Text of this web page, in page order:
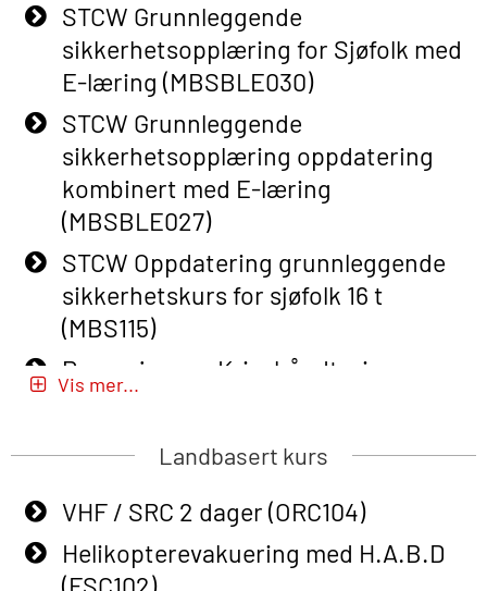
Basic Safety Training – Refresher
Course (English) with E-learning
(OBSBLE048)
Basic Safety Training – Refresher
Course (English) (OBS1063)
Basic Safety Training (English) – with
E-learning (OBSBLE050)
Helikopterevakuering inkl pustelunge
med adaptive e-læring (OSEBLE018)
Helicopter Underwater Escape incl.
Airpocket with E-learning (English)
Additional Basic Safety Training for
Grunnleggende Sikkerhetskurs –
Rep. for helikoptermannskap inkl.
STCW Grunnleggende
sikkerhetsopplæring for Sjøfolk med
E-læring (MBSBLE030)
STCW Grunnleggende
sikkerhetsopplæring oppdatering
kombinert med E-læring
(MBSBLE027)
STCW Oppdatering grunnleggende
sikkerhetskurs for sjøfolk 16 t
(MBS115)
Passasjer- og Krisehåndtering
(MBSBLE020)
Passasjer- og Krisehåndtering
STCW Grunnleggende
sikkerhetsopplæring for fiskere
(MBSBLE031)
Vis mer...
Landbasert kurs
VHF / SRC 2 dager (ORC104)
Helikopterevakuering med H.A.B.D